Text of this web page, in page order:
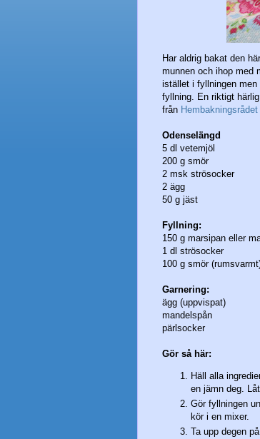
Har aldrig bakat den
munnen och ihop med
istället i fyllningen
fyllning. En riktigt
från Hembakningsrådet
Odenselängd
5 dl vetemjöl
200 g smör
2 msk strösocker
2 ägg
50 g jäst
Fyllning:
150 g marsipan eller
1 dl strösocker
100 g smör
Garnering:
ägg (uppvispat)
mandelspån
pärlsocker
Gör så här:
Häll alla
en jämn deg.
Gör fyllningen
kör i en mixer.
Ta upp degen